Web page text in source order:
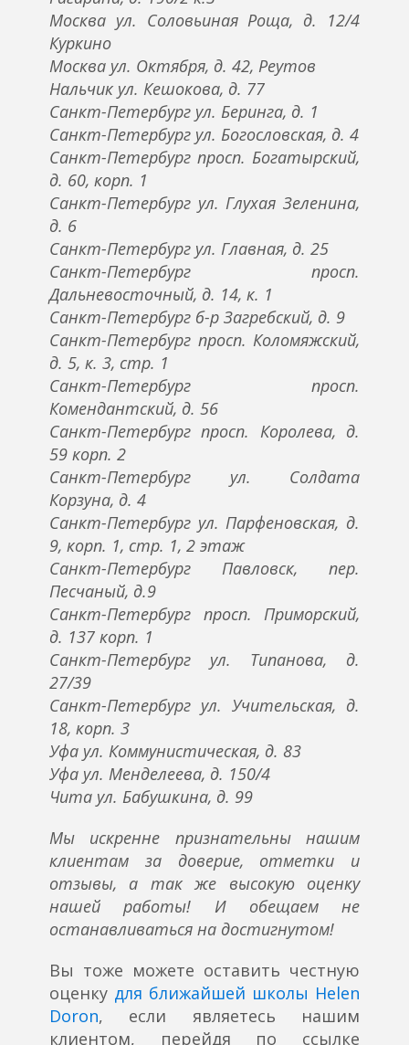
Москва ул. Соловьиная Роща, д. 12/4
Куркино
Москва ул. Октября, д. 42, Реутов
Нальчик ул. Кешокова, д. 77
Санкт-Петербург ул. Беринга, д. 1
Санкт-Петербург ул. Богословская, д. 4
Санкт-Петербург просп. Богатырский,
д. 60, корп. 1
Санкт-Петербург ул. Глухая Зеленина,
д. 6
Санкт-Петербург ул. Главная, д. 25
Санкт-Петербург просп.
Дальневосточный, д. 14, к. 1
Санкт-Петербург б-р Загребский, д. 9
Санкт-Петербург просп. Коломяжский,
д. 5, к. 3, стр. 1
Санкт-Петербург просп.
Комендантский, д. 56
Санкт-Петербург просп. Королева, д.
59 корп. 2
Санкт-Петербург ул. Солдата
Корзуна, д. 4
Санкт-Петербург ул. Парфеновская, д.
9, корп. 1, стр. 1, 2 этаж
Санкт-Петербург Павловск, пер.
Песчаный, д.9
Санкт-Петербург просп. Приморский,
д. 137 корп. 1
Санкт-Петербург ул. Типанова, д.
27/39
Санкт-Петербург ул. Учительская, д.
18, корп. 3
Уфа ул. Коммунистическая, д. 83
Уфа ул. Менделеева, д. 150/4
Чита ул. Бабушкина, д. 99
Мы искренне признательны нашим
клиентам за доверие, отметки и
отзывы, а так же высокую оценку
нашей работы! И обещаем не
останавливаться на достигнутом!
Вы тоже можете оставить честную
оценку для ближайшей школы Helen
Doron, если являетесь нашим
клиентом, перейдя по ссылке